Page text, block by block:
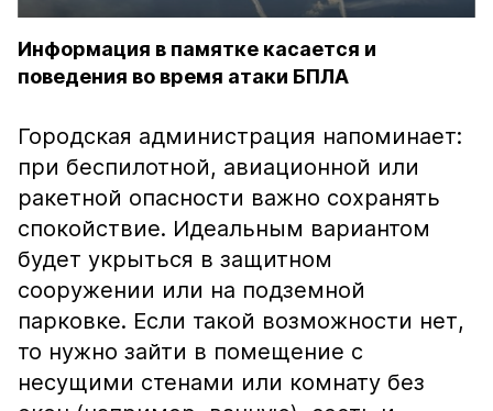
Информация в памятке касается и
поведения во время атаки БПЛА
Городская администрация напоминает:
при беспилотной, авиационной или
ракетной опасности важно сохранять
спокойствие. Идеальным вариантом
будет укрыться в защитном
сооружении или на подземной
парковке. Если такой возможности нет,
то нужно зайти в помещение с
несущими стенами или комнату без